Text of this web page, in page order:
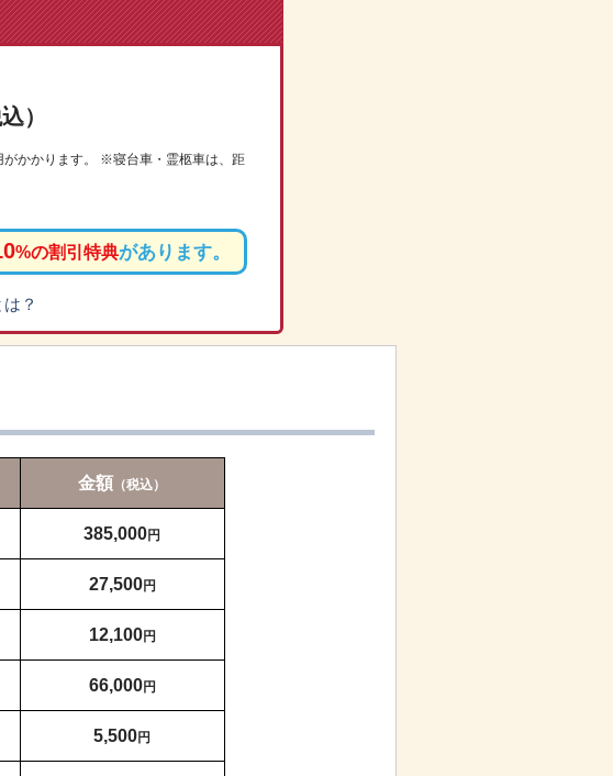
）
かかります。 ※寝台車・霊柩車は、距
%の割引特典があります。
？
金額 （税込）
385,000円
27,500円
12,100円
66,000円
5,500円